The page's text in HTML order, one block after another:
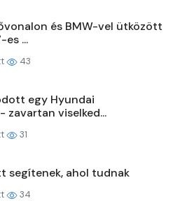
és BMW-vel ütközött
es ...
43
egy Hyundai
zavartan viselked...
31
segítenek, ahol tudnak
34